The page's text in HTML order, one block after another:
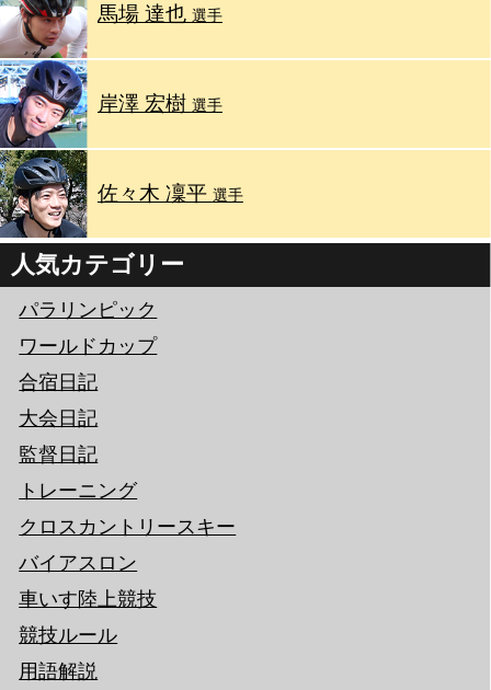
馬場 達也 選手
岸澤 宏樹 選手
佐々木 凜平 選手
人気カテゴリー
パラリンピック
ワールドカップ
合宿日記
大会日記
監督日記
トレーニング
クロスカントリースキー
バイアスロン
車いす陸上競技
競技ルール
用語解説